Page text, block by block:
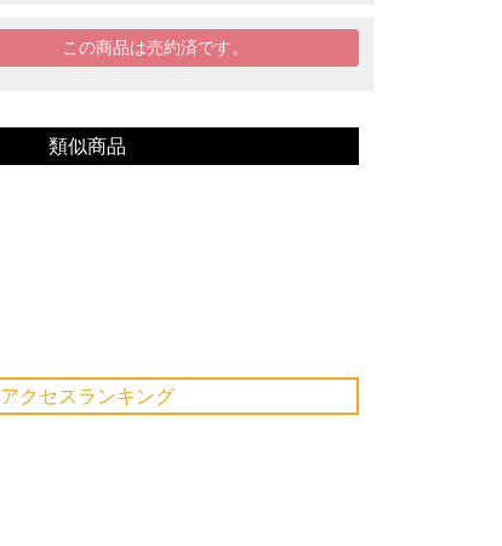
この商品は売約済です。
類似商品
アクセスランキング